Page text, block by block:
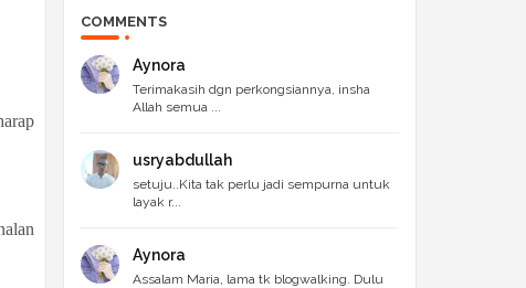
COMMENTS
Aynora
Terimakasih dgn perkongsiannya, insha
Allah semua ...
usryabdullah
setuju..Kita tak perlu jadi sempurna untuk
layak r...
Aynora
Assalam Maria, lama tk blogwalking. Dulu